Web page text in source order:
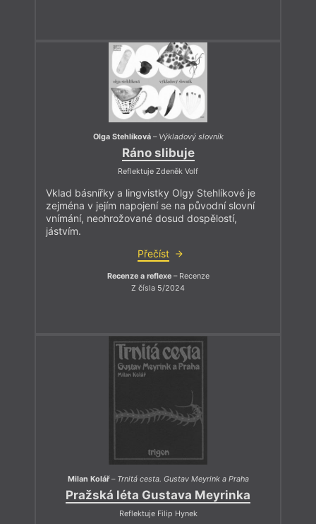
Olga Stehlíková– Výkladový slovník
Ráno slibuje
Reflektuje Zdeněk Volf
Vklad básnířky a lingvistky Olgy Stehlíkové je
zejména v jejím napojení se na původní slovní
vnímání, neohrožované dosud dospělostí,
jástvím.
Přečíst
Recenze a reflexe– Recenze
Z čísla 5/2024
Milan Kolář– Trnitá cesta. Gustav Meyrink a Praha
Pražská léta Gustava Meyrinka
Reflektuje Filip Hynek